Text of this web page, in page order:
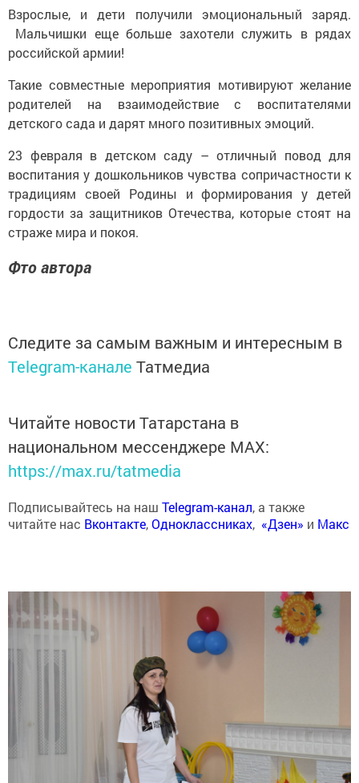
Взрослые, и дети получили эмоциональный заряд.
Мальчишки еще больше захотели служить в рядах
российской армии!
Такие совместные мероприятия мотивируют желание
родителей на взаимодействие с воспитателями
детского сада и дарят много позитивных эмоций.
23 февраля в детском саду – отличный повод для
воспитания у дошкольников чувства сопричастности к
традициям своей Родины и формирования у детей
гордости за защитников Отечества, которые стоят на
страже мира и покоя.
Фто автора
Следите за самым важным и интересным в
Telegram-канале Татмедиа
Читайте новости Татарстана в
национальном мессенджере MАХ:
https://max.ru/tatmedia
Подписывайтесь на наш Telegram-канал, а также
читайте нас Вконтакте,Одноклассниках, «Дзен» и Макс